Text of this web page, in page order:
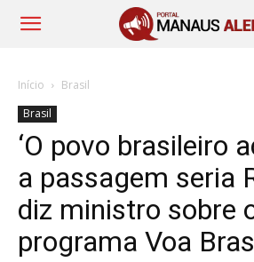
Início
Brasil
Brasil
‘O povo brasileiro
a passagem seria
diz ministro sobre
programa Voa